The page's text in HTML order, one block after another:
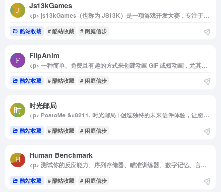
Js13kGames
<p> js13kGames（也称为 JS13K）是一项游戏开发大赛，专注于创建使用 ZIP 压缩时不超过 13 KB 的浏览器游戏。参与者不得使用外部服务或库，并且所有资源也必须符合大小限制。游戏使用 JavaScript 和 HTML5 进行编程。 </p>
酷站收藏 # 酷站收藏 # 闲庭信步
FlipAnim
<p> 一种简单、免费且有趣的方式来创建动画 GIF 或短动画，尤其是像素艺术风格， 翻转动画 是一个很好的选择。 </p>
酷站收藏 # 酷站收藏 # 闲庭信步
时光邮局
<p> PostoMe &#8211; 时光邮局 | 创造独特的未来信件体验，让您的话语穿越时空，给未来的自己或亲爱的人带去温暖和惊喜。记录生活，链接过去与未来。 </p>
酷站收藏 # 酷站收藏 # 闲庭信步
Human Benchmark
<p> 测试你的反应能力、序列存储器、瞄准训练器、数字记忆、言语记忆、黑猩猩测试、视觉记忆与打字，并且每个测试都有统计。 </p>
酷站收藏 # 酷站收藏 # 闲庭信步